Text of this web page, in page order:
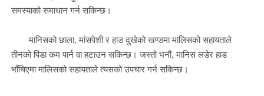
समस्याको समाधान गर्न सकिन्छ।
मानिसको छाला, मांसपेशी र हाड दुखेको खण्डमा मालिसको सहायताले
तीनको पिंडा कम पार्न वा हटाउन सकिन्छ। जस्तो भनौं, मानिस लडेर हाड
भाँचिएमा मालिसको सहायताले त्यसको उपचार गर्न सकिन्छ।